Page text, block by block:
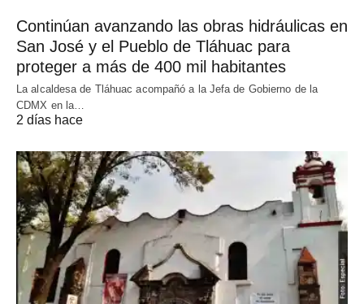
Continúan avanzando las obras hidráulicas en
San José y el Pueblo de Tláhuac para
proteger a más de 400 mil habitantes
La alcaldesa de Tláhuac acompañó a la Jefa de Gobierno de la
CDMX en la…
2 días hace